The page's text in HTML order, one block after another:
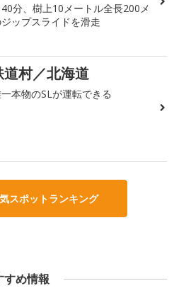
分、樹上10メートル全長200メ
ップスライドを滑走
道村／北海道
本物のSLが運転できる
スポットランキング
すめ情報